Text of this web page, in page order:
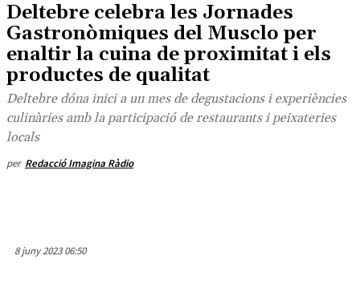
Deltebre celebra les Jornades
Gastronòmiques del Musclo per
enaltir la cuina de proximitat i els
productes de qualitat
Deltebre dóna inici a un mes de degustacions i experiències
culinàries amb la participació de restaurants i peixateries
locals
per Redacció Imagina Ràdio
8 juny 2023 06:50